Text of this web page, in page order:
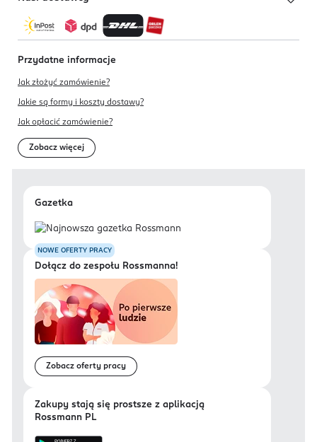
Przydatne informacje
Jak złożyć zamówienie?
Jakie są formy i koszty dostawy?
Jak opłacić zamówienie?
Zobacz więcej
Gazetka
NOWE OFERTY PRACY
Dołącz do zespołu Rossmanna!
Zobacz oferty pracy
Zakupy stają się prostsze z aplikacją
Rossmann PL